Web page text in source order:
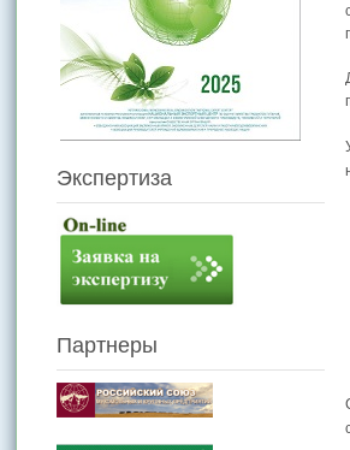
Экспертиза
Партнеры